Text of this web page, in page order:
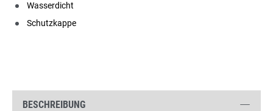
Wasserdicht
Schutzkappe
BESCHREIBUNG